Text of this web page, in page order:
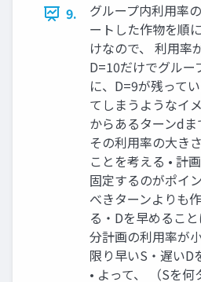
9.
グループ内利用率
ートした作物を順
けなので、 利用率
D=10だけでグルー
に、D=9が残って
てしまうようなイ
からあるターンdま
その利用率の大き
ことを考える • 計
固定するのがポイ
べきターンよりも
る・Dを早めるこ
分計画の利用率が
限り早いS・遅いD
• よって、 （Sを何